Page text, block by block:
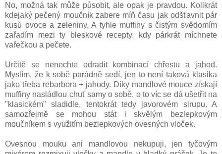
No, možná tak může působit, ale opak je pravdou. Kolikrát
kdejaký pečený moučník zabere míň času jak odšťavnit pár
kusů ovoce a zeleniny. A tyhle muffiny s čistým svědomím
zařadím mezi ty bleskové recepty, kdy párkrát míchnete
vařečkou a pečete.
Určitě se nenechte odradit kombinací chřestu a jahod.
Myslím, že k sobě parádně sedí, jen to není taková klasika
jako třeba rebarbora + jahody. Díky mandlové mouce získají
muffiny nasládlou chuť samy o sobě, o to víc se dá ušetřit na
"klasickém" sladidle, tentokrát tedy javorovém sirupu. A
samozřejmě se mohou stát i skvělým bezlepkovým
moučníkem s využitím bezlepkových ovesných vloček.
Ovesnou mouku ani mandlovou nekupuji, jen tyčovým